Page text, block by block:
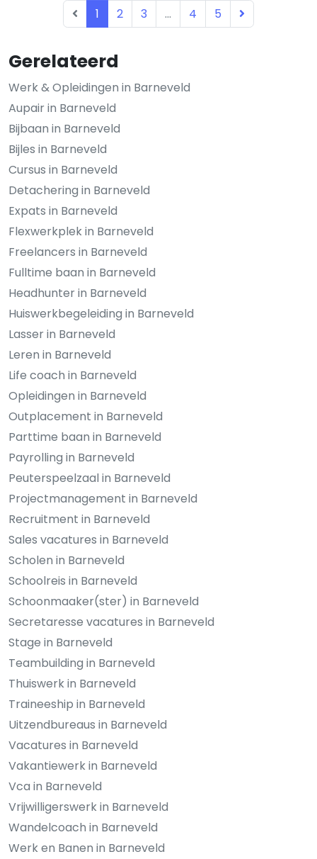
Gerelateerd
Werk & Opleidingen in Barneveld
Aupair in Barneveld
Bijbaan in Barneveld
Bijles in Barneveld
Cursus in Barneveld
Detachering in Barneveld
Expats in Barneveld
Flexwerkplek in Barneveld
Freelancers in Barneveld
Fulltime baan in Barneveld
Headhunter in Barneveld
Huiswerkbegeleiding in Barneveld
Lasser in Barneveld
Leren in Barneveld
Life coach in Barneveld
Opleidingen in Barneveld
Outplacement in Barneveld
Parttime baan in Barneveld
Payrolling in Barneveld
Peuterspeelzaal in Barneveld
Projectmanagement in Barneveld
Recruitment in Barneveld
Sales vacatures in Barneveld
Scholen in Barneveld
Schoolreis in Barneveld
Schoonmaaker(ster) in Barneveld
Secretaresse vacatures in Barneveld
Stage in Barneveld
Teambuilding in Barneveld
Thuiswerk in Barneveld
Traineeship in Barneveld
Uitzendbureaus in Barneveld
Vacatures in Barneveld
Vakantiewerk in Barneveld
Vca in Barneveld
Vrijwilligerswerk in Barneveld
Wandelcoach in Barneveld
Werk en Banen in Barneveld
1 2 3 ... 4 5